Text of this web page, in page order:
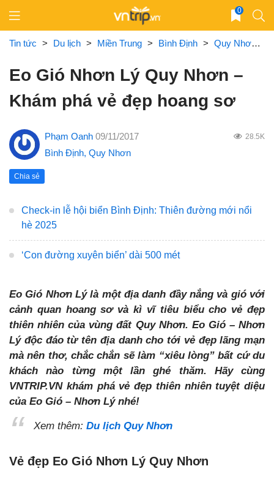
content
0
Tin tức > Du lịch > Miền Trung > Bình Định > Quy Nhơn
Eo Gió Nhơn Lý Quy Nhơn –
Khám phá vẻ đẹp hoang sơ
Phạm Oanh 09/11/2017 28.5K
Bình Định, Quy Nhơn
Chia sẻ
Check-in lễ hội biển Bình Định: Thiên đường mới nổi
hè 2025
‘Con đường xuyên biển’ dài 500 mét
Eo Gió Nhơn Lý là một địa danh đầy nắng và gió với
cảnh quan hoang sơ và kì vĩ tiêu biểu cho vẻ đẹp
thiên nhiên của vùng đất Quy Nhơn. Eo Gió – Nhơn
Lý độc đáo từ tên địa danh cho tới vẻ đẹp lãng mạn
mà nên thơ, chắc chắn sẽ làm “xiêu lòng” bất cứ du
khách nào từng một lần ghé thăm. Hãy cùng
VNTRIP.VN khám phá vẻ đẹp thiên nhiên tuyệt diệu
của Eo Gió – Nhơn Lý nhé!
Xem thêm: Du lịch Quy Nhơn
Vẻ đẹp Eo Gió Nhơn Lý Quy Nhơn